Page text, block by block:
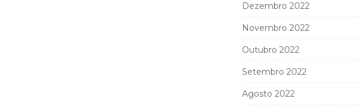
Dezembro 2022
Novembro 2022
Outubro 2022
Setembro 2022
Agosto 2022